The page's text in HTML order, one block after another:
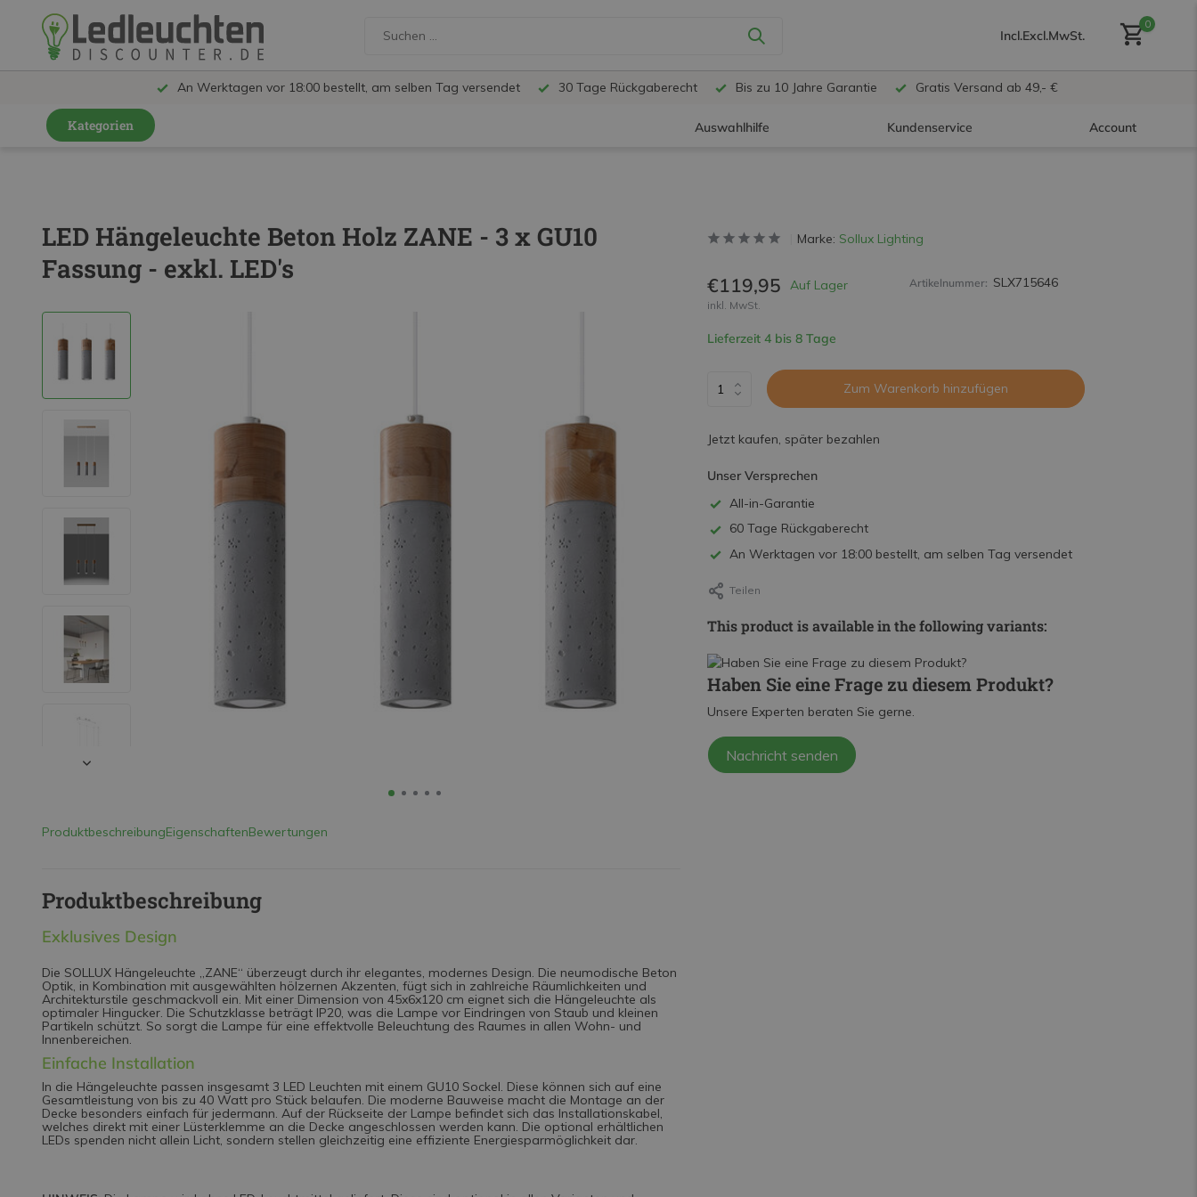
Incl.Excl.MwSt.
0
An Werktagen vor 18:00 bestellt, am selben Tag versendet 30 Tage Rückgaberecht Bis zu 10 Jahre Garantie Gratis Versand ab 49,- €
Kategorien Auswahlhilfe Kundenservice Account
Benutzerkonto
LED Schienensystem Lampen
Innenleuchten
Feuchtraumleuchten IP65
Außenleuchten
LED Hallenstrahler
LED Leuchtbänder
Dekorative Beleuchtung
LED Smart Home
Installationsmaterialien
LED Hängeleuchte Beton Holz ZANE - 3 x GU10
Fassung - exkl. LED's
ProduktbeschreibungEigenschaftenBewertungen
Produktbeschreibung
Exklusives Design
Die SOLLUX Hängeleuchte „ZANE“ überzeugt durch ihr elegantes, modernes Design. Die neumodische Beton
Optik, in Kombination mit ausgewählten hölzernen Akzenten, fügt sich in zahlreiche Räumlichkeiten und
Architekturstile geschmackvoll ein. Mit einer Dimension von 45x6x120 cm eignet sich die Hängeleuchte als
optimaler Hingucker. Die Schutzklasse beträgt IP20, was die Lampe vor Eindringen von Staub und kleinen
Partikeln schützt. So sorgt die Lampe für eine effektvolle Beleuchtung des Raumes in allen Wohn- und
Innenbereichen.
Einfache Installation
In die Hängeleuchte passen insgesamt 3 LED Leuchten mit einem GU10 Sockel. Diese können sich auf eine
Gesamtleistung von bis zu 40 Watt pro Stück belaufen. Die moderne Bauweise macht die Montage an der
Decke besonders einfach für jedermann. Auf der Rückseite der Lampe befindet sich das Installationskabel,
welches direkt mit einer Lüsterklemme an die Decke angeschlossen werden kann. Die optional erhältlichen
LEDs spenden nicht allein Licht, sondern stellen gleichzeitig eine effiziente Energiesparmöglichkeit dar.
Marke: Sollux Lighting
€119,95 Auf Lager
inkl. MwSt.
Artikelnummer: SLX715646
Lieferzeit 4 bis 8 Tage
Zum Warenkorb hinzufügen
Jetzt kaufen, später bezahlen
Unser Versprechen
All-in-Garantie
60 Tage Rückgaberecht
An Werktagen vor 18:00 bestellt, am selben Tag versendet
Teilen
This product is available in the following variants:
Haben Sie eine Frage zu diesem Produkt?
Unsere Experten beraten Sie gerne.
Nachricht senden